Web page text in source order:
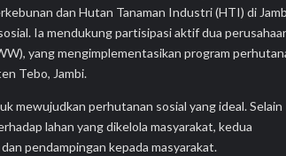
dan Hutan Tanaman Industri (HTI) di
Ia mendukung partisipasi aktif dua
yang mengimplementasikan program
Tebo, Jambi.
mewujudkan perhutanan sosial yang ideal. Selain
lahan yang dikelola masyarakat, kedua
pendampingan kepada masyarakat.